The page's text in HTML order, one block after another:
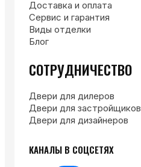
Доставка и оплата
Сервис и гарантия
Виды отделки
Блог
СОТРУДНИЧЕСТВО
Двери для дилеров
Двери для застройщиков
Двери для дизайнеров
КАНАЛЫ В СОЦСЕТЯХ